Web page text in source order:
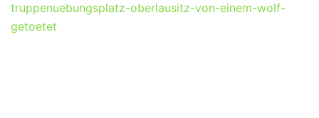
truppenuebungsplatz-oberlausitz-von-einem-wolf-
getoetet